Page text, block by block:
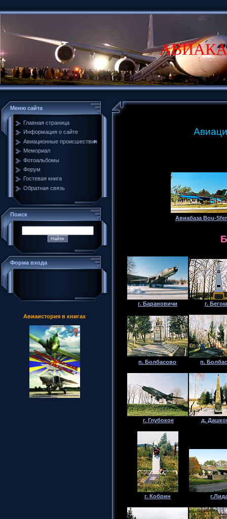
Меню сайта
Главная страница
Информация о сайте
Авиационные происшествия
Мемориал
Фотоальбомы
Форум
Гостевая книга
Обратная связь
Поиск
Форма входа
Авиаистория в книгах
Авиабаза Bou-Sfer
г. Барановичи г.
п. Болбасово п.
г. Глубокое д.
г. Кобрин г